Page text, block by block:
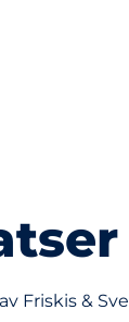
Friskis &